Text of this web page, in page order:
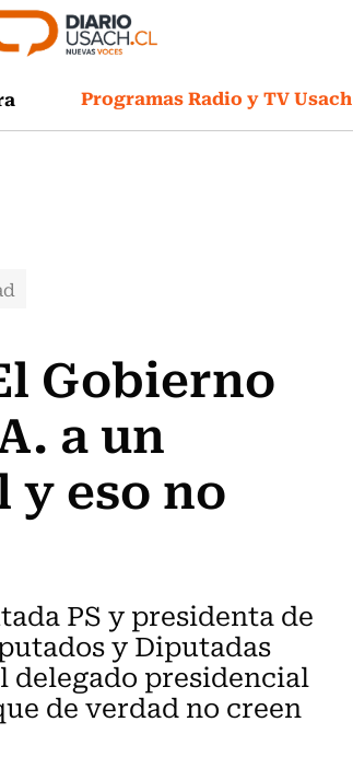
Programas Radio y TV Usach
Gobierno
a un
eso no
PS y presidenta de
y Diputadas
delegado presidencial
de verdad no creen